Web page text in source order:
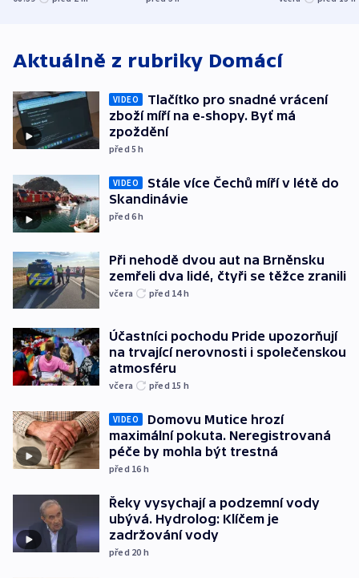
Aktuálně z rubriky Domácí
VIDEO
Tlačítko pro snadné vrácení
zboží míří na e-shopy. Byť má
zpoždění
před 5h
VIDEO
Stále více Čechů míří v létě do
Skandinávie
před 6h
Při nehodě dvou aut na Brněnsku
zemřeli dva lidé, čtyři se těžce zranili
včera před 14h
Účastníci pochodu Pride upozorňují
na trvající nerovnosti i společenskou
atmosféru
včera před 15 h
VIDEO
Domovu Mutice hrozí
maximální pokuta. Neregistrovaná
péče by mohla být trestná
před 16 h
Řeky vysychají a podzemní vody
ubývá. Hydrolog: Klíčem je
zadržování vody
před 20 h